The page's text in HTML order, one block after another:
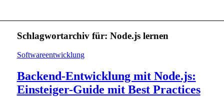
Schlagwortarchiv für: Node.js lernen
Softwareentwicklung
Backend-Entwicklung mit Node.js:
Einsteiger-Guide mit Best Practices